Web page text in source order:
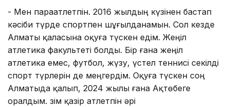
- Мен параатлетпін. 2016 жылдың күзінен бастап
кәсіби түрде спортпен шұғылданамын. Сол кезде
Алматы қаласына оқуға түскен едім. Жеңіл
атлетика факультеті болды. Бір ғана жеңіл
атлетика емес, футбол, жүзу, үстел теннисі секілді
спорт түрлерін де меңгердім. Оқуға түскен соң
Алматыда қалып, 2024 жылы ғана Ақтөбеге
оралдым. Өзім қазір атлетпін әрі